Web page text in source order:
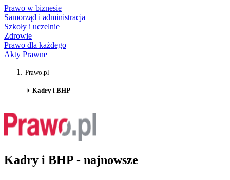
Prawo w biznesie
Samorząd i administracja
Szkoły i uczelnie
Zdrowie
Prawo dla każdego
Akty Prawne
Prawo.pl
Kadry i BHP
Kadry i BHP - najnowsze